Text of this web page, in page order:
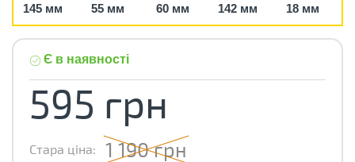
145 мм 55 мм 60 мм 142 мм 18 мм
Є в наявності
595 грн
Стара ціна: 1 190 грн